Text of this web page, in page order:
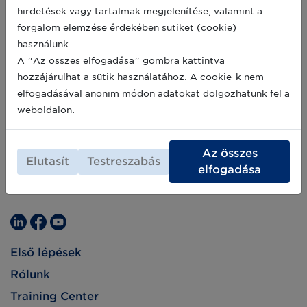
képzésében kap nagy szerepet.
Első lépések
Rólunk
Training Center
hirdetések vagy tartalmak megjelenítése, valamint a
forgalom elemzése érdekében sütiket (cookie)
használunk.
A "Az összes elfogadása" gombra kattintva
hozzájárulhat a sütik használatához. A cookie-k nem
elfogadásával anonim módon adatokat dolgozhatunk fel a
weboldalon.
Elutasít Testreszabás
Az összes
elfogadása